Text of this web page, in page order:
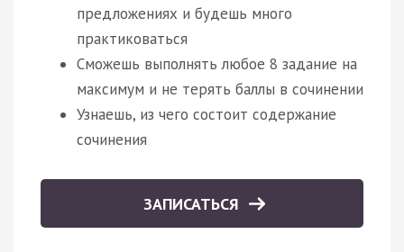
предложениях и будешь много
практиковаться
Сможешь выполнять любое 8 задание на
максимум и не терять баллы в сочинении
Узнаешь, из чего состоит содержание
сочинения
ЗАПИСАТЬСЯ